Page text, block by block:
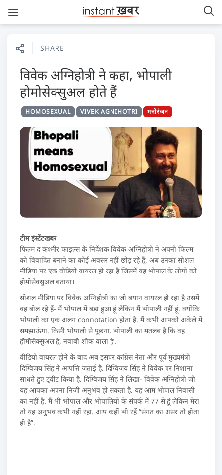
SHARE
विवेक अग्निहोत्री ने कहा, भोपाली
होमोसेक्सुअल होते हैं
HOMOSEXUAL VIVEK AGNIHOTRI मनोरंजन
टीम इंस्टेंटखबर
फिल्म द कश्मीर फाइल्स के निर्देशक विवेक अग्निहोत्री ने अपनी फिल्म
को विवादित बनाने का कोई अवसर नहीं छोड़ रहे हैं, अब उनका सोशल
मीडिया पर एक वीडियो वायरल हो रहा है जिसमें वह भोपाल के लोगों को
होमोसेक्सुअल बताया।
सोशल मीडिया पर विवेक अग्निहोत्री का जो बयान वायरल हो रहा है उसमें
वह बोल रहे हैं- मैं भोपाल में बड़ा हुआ हूं लेकिन मैं भोपाली नहीं हूं. क्योंकि
भोपाली का एक अलग connotation होता है. मैं कभी आपको अकेले में
समझाऊंगा. किसी भोपाली से पूछना. भोपाली का मतलब है कि वह
होमोसेक्सुअल है, नवाबी शौक वाला है’.
वीडियो वायरल होने के बाद अब इसपर कांग्रेस नेता और पूर्व मुख्यमंत्री
दिग्विजय सिंह ने आपत्ति जताई है. दिग्विजय सिंह ने विवेक पर निशाना
साधते हुए ट्वीट किया है. दिग्विजय सिंह ने लिखा- विवेक अग्निहोत्री जी
यह आपका अपना निजी अनुभव हो सकता है. यह आम भोपाल निवासी
का नहीं है. मैं भी भोपाल और भोपालियों के संपर्क में 77 से हूं लेकिन मेरा
तो यह अनुभव कभी नहीं रहा. आप कहीं भी रहें “संगत का असर तो होता
ही है”.